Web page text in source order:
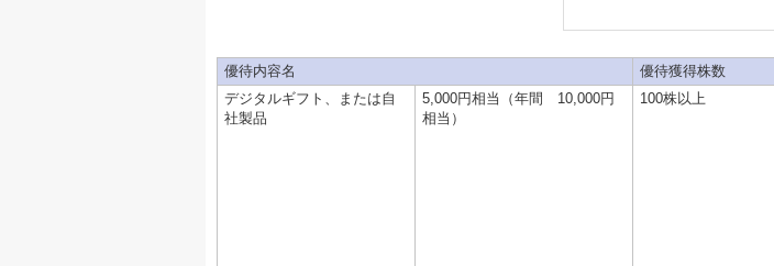
優待内容名 優待獲得株数
デジタルギフト、または自
社製品
5,000円相当（年間 10,000円
相当）
100株以上